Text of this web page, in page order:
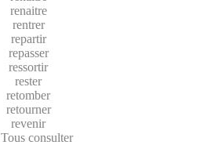
renaitre
rentrer
repartir
repasser
ressortir
rester
retomber
retourner
revenir
Tous consulter